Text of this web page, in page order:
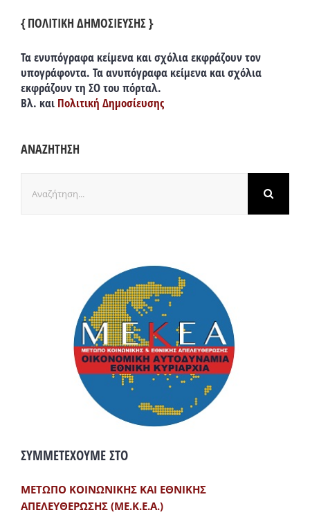
{ ΠΟΛΙΤΙΚΗ ΔΗΜΟΣΙΕΥΣΗΣ }
Τα ενυπόγραφα κείμενα και σχόλια εκφράζουν τον
υπογράφοντα. Τα ανυπόγραφα κείμενα και σχόλια
εκφράζουν τη ΣΟ του πόρταλ.
Βλ. και Πολιτική Δημοσίευσης
ΑΝΑΖΗΤΗΣΗ
για:
ΣΥΜΜΕΤΕΧΟΥΜΕ ΣΤΟ
ΜΕΤΩΠΟ ΚΟΙΝΩΝΙΚΗΣ ΚΑΙ ΕΘΝΙΚΗΣ
ΑΠΕΛΕΥΘΕΡΩΣΗΣ (ΜΕ.Κ.Ε.Α.)